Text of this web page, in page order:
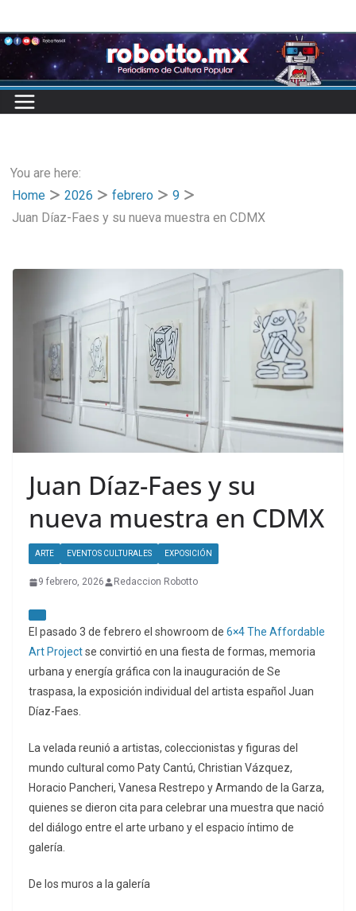
to
content
You are here:
Home
2026 febrero
9
Juan Díaz-Faes y su nueva muestra en CDMX
Juan Díaz-Faes y su
nueva muestra en CDMX
ARTE EVENTOS CULTURALES EXPOSICIÓN
9 febrero, 2026 Redaccion Robotto
El pasado 3 de febrero el showroom de 6×4 The Affordable
Art Projectse convirtió en una fiesta de formas, memoria
urbana y energía gráfica con la inauguración de Se
traspasa, la exposición individual del artista español Juan
Díaz-Faes.
La velada reunió a artistas, coleccionistas y figuras del
mundo cultural como Paty Cantú, Christian Vázquez,
Horacio Pancheri, Vanesa Restrepo y Armando de la Garza,
quienes se dieron cita para celebrar una muestra que nació
del diálogo entre el arte urbano y el espacio íntimo de
galería.
De los muros a la galería